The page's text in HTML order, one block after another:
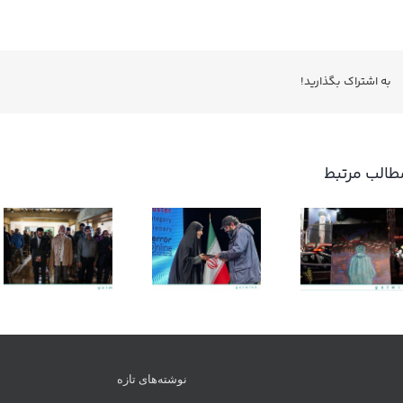
به اشتراك بگذاريد!
مرتبط
منم میام
کنارتون!
دریافت جایزه
ویژه در بخش
پوستر از
مسابقه بین
المللی ترور
نوشته‌های تازه